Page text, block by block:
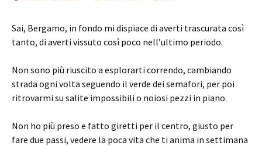
Sai, Bergamo, in fondo mi dispiace di averti trascurata così
tanto, di averti vissuto così poco nell’ultimo periodo.
Non sono più riuscito a esplorarti correndo, cambiando
strada ogni volta seguendo il verde dei semafori, per poi
ritrovarmi su salite impossibili o noiosi pezzi in piano.
Non ho più preso e fatto giretti per il centro, giusto per
fare due passi, vedere la poca vita che ti anima in settimana